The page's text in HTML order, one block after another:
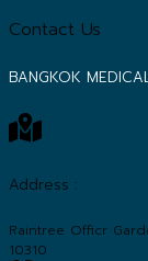
Contact Us
BANGKOK
Address :
Raintree Officr
10310